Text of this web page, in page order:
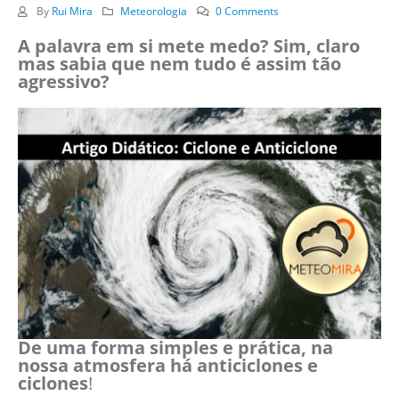
By Rui Mira Meteorologia 0 Comments
A palavra em si mete medo? Sim, claro
mas sabia que nem tudo é assim tão
agressivo?
De uma forma simples e prática, na
nossa atmosfera há anticiclones e
ciclones!